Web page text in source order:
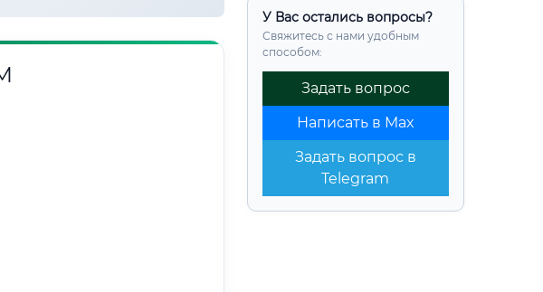
У Вас остались вопросы?
Свяжитесь с нами удобным
способом:
Задать вопрос
Написать в Max
Задать вопрос в
Telegram